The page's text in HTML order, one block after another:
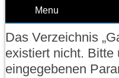
Menu
Das Verzeichnis
existiert nicht. Bitte
eingegebenen